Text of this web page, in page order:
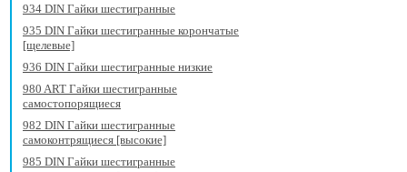
934 DIN Гайки шестигранные
935 DIN Гайки шестигранные корончатые
[щелевые]
936 DIN Гайки шестигранные низкие
980 ART Гайки шестигранные
самостопорящиеся
982 DIN Гайки шестигранные
самоконтрящиеся [высокие]
985 DIN Гайки шестигранные